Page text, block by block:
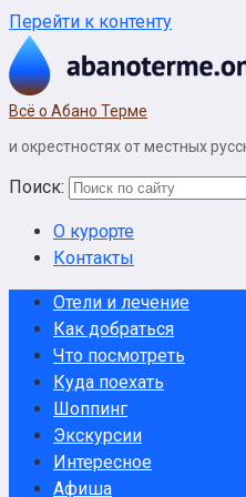
Перейти к контенту
Всё о Абано Терме
и окрестностях от местных
Поиск:
О курорте
Контакты
Отели и лечение
Как добраться
Что посмотреть
Куда поехать
Шоппинг
Экскурсии
Интересное
Афиша